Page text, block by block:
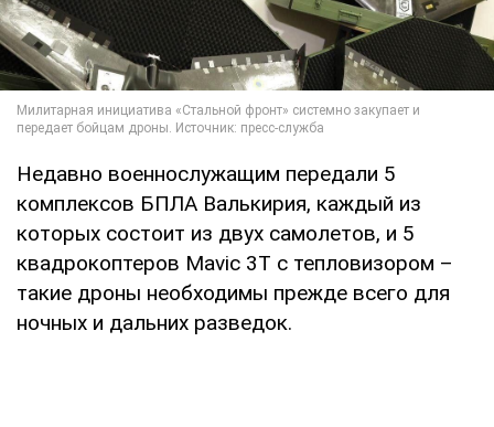
Недавно военнослужащим передали 5
комплексов БПЛА Валькирия, каждый из
которых состоит из двух самолетов, и 5
квадрокоптеров Mavic 3Т с тепловизором –
такие дроны необходимы прежде всего для
ночных и дальних разведок.